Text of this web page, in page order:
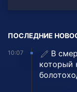
ПОСЛЕДНИЕ
10:07
В
который